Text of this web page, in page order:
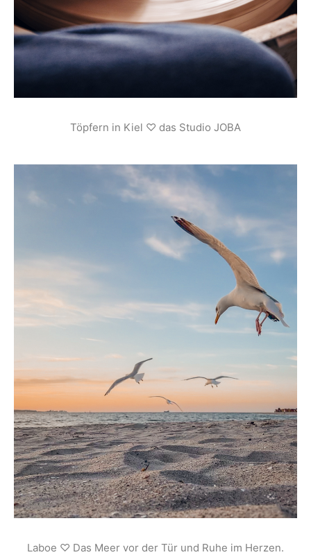
Töpfern in Kiel ♡ das Studio JOBA
Laboe ♡ Das Meer vor der Tür und Ruhe im Herzen.